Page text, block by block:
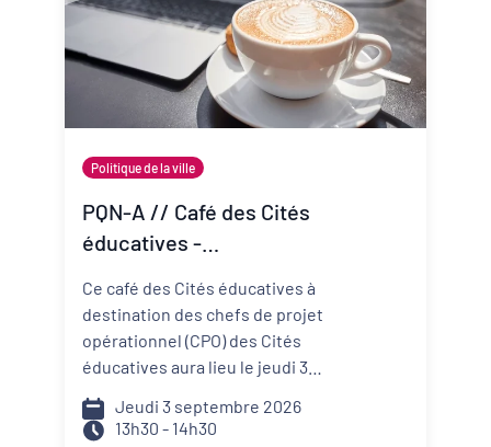
ma vulnérabilité ? Comment
construire un projet de structure
qui embarque mes
collaborateurs et mes parties
prenantes ?
Politique de la ville
PQN-A // Café des Cités
éducatives -
prévention et la promotion
de la santé mentale
Ce café des Cités éducatives à
destination des chefs de projet
opérationnel (CPO) des Cités
éducatives aura lieu le jeudi 3
portera sur le développement
Jeudi 3 septembre 2026
13h30 - 14h30